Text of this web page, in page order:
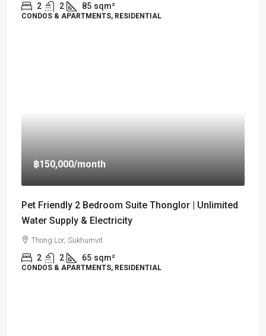
2 2 85 sqm²
CONDOS & APARTMENTS, RESIDENTIAL
฿150,000/month
Pet Friendly 2 Bedroom Suite Thonglor | Unlimited
Water Supply & Electricity
Thong Lor, Sukhumvit
2 2 65 sqm²
CONDOS & APARTMENTS, RESIDENTIAL